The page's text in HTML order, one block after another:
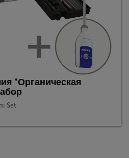
"Органическая
Set